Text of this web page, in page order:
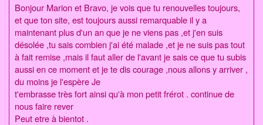
Bonjour Marion et Bravo, je vois que tu renouvelles toujours,
et que ton site, est toujours aussi remarquable il y a
maintenant plus d'un an que je ne viens pas ,et j'en suis
désolée ,tu sais combien j'ai été malade ,et je ne suis pas tout
à fait remise ,mais il faut aller de l'avant je sais ce que tu subis
aussi en ce moment et je te dis courage ,nous allons y arriver ,
du moins je l'espère Je
t'embrasse très fort ainsi qu'à mon petit frérot . continue de
nous faire rever
Peut etre à bientot .